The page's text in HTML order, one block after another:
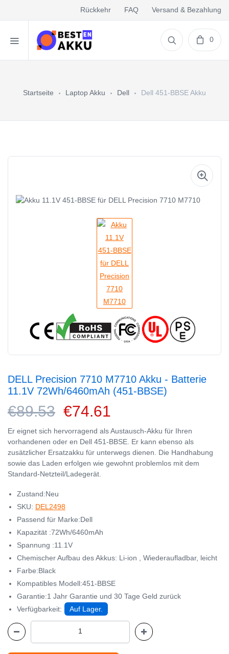
Rückkehr FAQ Versand & Bezahlung
0
Startseite Laptop Akku Dell Dell 451-BBSE Akku
DELL Precision 7710 M7710 Akku - Batterie
11.1V 72Wh/6460mAh (451-BBSE)
€89.53 €74.61
Er eignet sich hervorragend als Austausch-Akku für Ihren
vorhandenen oder en Dell 451-BBSE. Er kann ebenso als
zusätzlicher Ersatzakku für unterwegs dienen. Die Handhabung
sowie das Laden erfolgen wie gewohnt problemlos mit dem
Standard-Netzteil/Ladegerät.
Zustand:Neu
SKU: DEL2498
Passend für Marke:Dell
Kapazität :72Wh/6460mAh
Spannung :11.1V
Chemischer Aufbau des Akkus: Li-ion , Wiederaufladbar, leicht
Farbe:Black
Kompatibles Modell:451-BBSE
Garantie:1 Jahr Garantie und 30 Tage Geld zurück
Verfügbarkeit:
Auf Lager.